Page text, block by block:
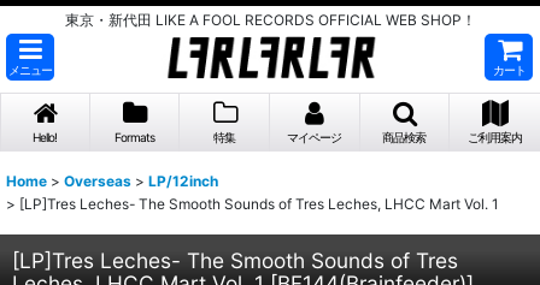
東京・新代田 LIKE A FOOL RECORDS OFFICIAL WEB SHOP！
メニュー カート
Hello! Formats 特集 マイページ 商品検索 ご利用案内
Home > Overseas > LP/12inch
> [LP]Tres Leches- The Smooth Sounds of Tres Leches, LHCC Mart Vol. 1
[LP]Tres Leches- The Smooth Sounds of Tres